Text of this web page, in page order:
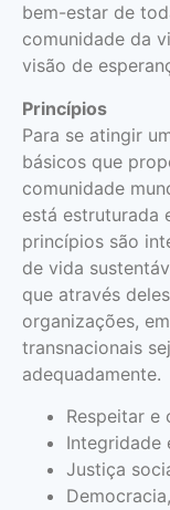
bem-estar de
comunidade da
visão de
Princípios
Para se atingir
básicos que
comunidade
está estruturada
princípios são
de vida
que através
organizações,
transnacionais
adequadamente.
Respeitar e
Integridade
Justiça